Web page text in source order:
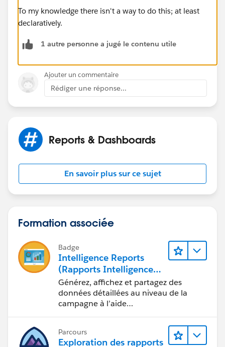
To my knowledge there isn't a way to do this; at least
declaratively.
1 autre personne a jugé le contenu utile
Ajouter un commentaire
Rédiger une réponse...
Reports & Dashboards
En savoir plus sur ce sujet
Formation associée
Badge
Intelligence Reports
(Rapports Intelligence)
pour Engagement
Générez, affichez et partagez des
données détaillées au niveau de la
campagne à l’aide
Parcours
Exploration des rapports